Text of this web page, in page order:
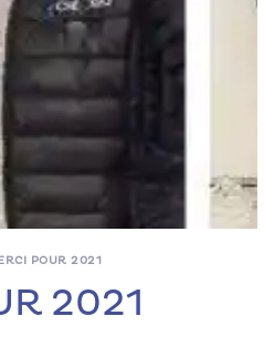
POUR 2021
2021